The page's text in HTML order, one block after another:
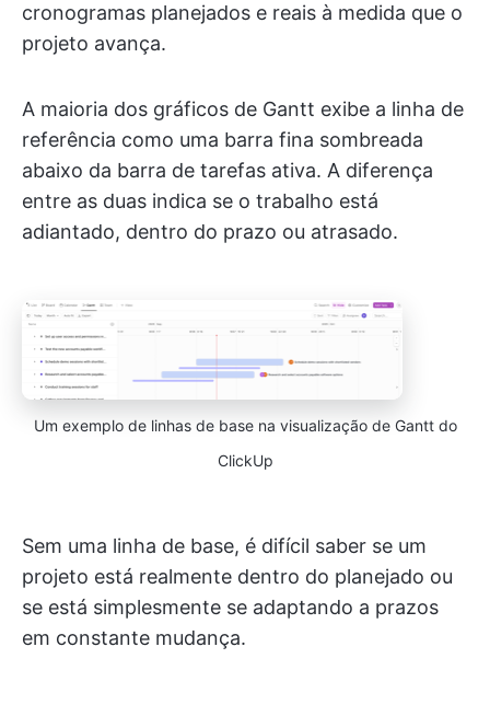
cronogramas planejados e reais à medida que o
projeto avança.
A maioria dos gráficos de Gantt exibe a linha de
referência como uma barra fina sombreada
abaixo da barra de tarefas ativa. A diferença
entre as duas indica se o trabalho está
adiantado, dentro do prazo ou atrasado.
Um exemplo de linhas de base na visualização de Gantt do
ClickUp
Sem uma linha de base, é difícil saber se um
projeto está realmente dentro do planejado ou
se está simplesmente se adaptando a prazos
em constante mudança.